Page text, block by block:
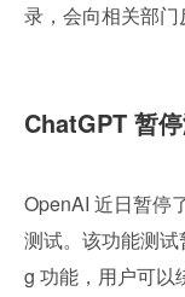
录，会向相关部门
ChatGPT 暂
OpenAI 近日暂停
测试。该功能测
g 功能，用户可以